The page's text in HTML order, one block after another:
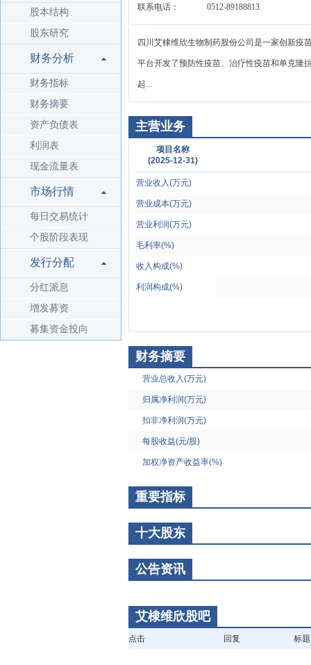
股本结构
股东研究
财务分析
财务指标
财务摘要
资产负债表
利润表
现金流量表
市场行情
每日交易统计
个股阶段表现
发行分配
分红派息
增发募资
募集资金投向
联系电话： 0512-89188813
四川艾棣维欣生物制药股份公司是一家创新疫
平台开发了预防性疫苗、治疗性疫苗和单克隆
起...
主营业务
项目名称
(2025-12-31)
营业收入(万元)
营业成本(万元)
营业利润(万元)
毛利率(%)
收入构成(%)
利润构成(%)
财务摘要
营业总收入(万元)
归属净利润(万元)
扣非净利润(万元)
每股收益(元/股)
加权净资产收益率(%)
重要指标
十大股东
公告资讯
艾棣维欣股吧
点击 回复 标题